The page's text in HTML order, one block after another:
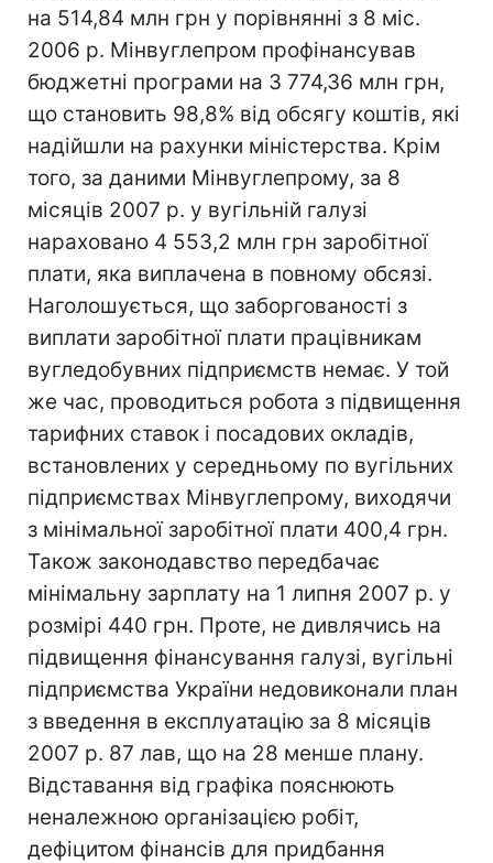
на 514,84 млн грн у порівнянні з 8 міс.
2006 р. Мінвуглепром профінансував
бюджетні програми на 3 774,36 млн грн,
що становить 98,8% від обсягу коштів, які
надійшли на рахунки міністерства. Крім
того, за даними Мінвуглепрому, за 8
місяців 2007 р. у вугільній галузі
нараховано 4 553,2 млн грн заробітної
плати, яка виплачена в повному обсязі.
Наголошується, що заборгованості з
виплати заробітної плати працівникам
вугледобувних підприємств немає. У той
же час, проводиться робота з підвищення
тарифних ставок і посадових окладів,
встановлених у середньому по вугільних
підприємствах Мінвуглепрому, виходячи
з мінімальної заробітної плати 400,4 грн.
Також законодавство передбачає
мінімальну зарплату на 1 липня 2007 р. у
розмірі 440 грн. Проте, не дивлячись на
підвищення фінансування галузі, вугільні
підприємства України недовиконали план
з введення в експлуатацію за 8 місяців
2007 р. 87 лав, що на 28 менше плану.
Відставання від графіка пояснюють
неналежною організацією робіт,
дефіцитом фінансів для придбання